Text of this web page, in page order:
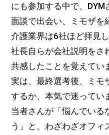
にも参加する中で、
面談で出会い、ミモザを
介護業界は6社ほど拝見
社長自らが会社説明をさ
共感したことを覚えてい
実は、最終選考後、ミモ
するか、本気で迷ってい
当者さんが「悩んでいる
う」と、わざわざオフ